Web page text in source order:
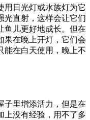
用日光灯或水族灯为它
光直射，这样会让它们
鱼儿更好地成长。但在
果在晚上开灯，它们会
能在白天使用，晚上不
子里增添活力，但是在
上没有经验，用不了多